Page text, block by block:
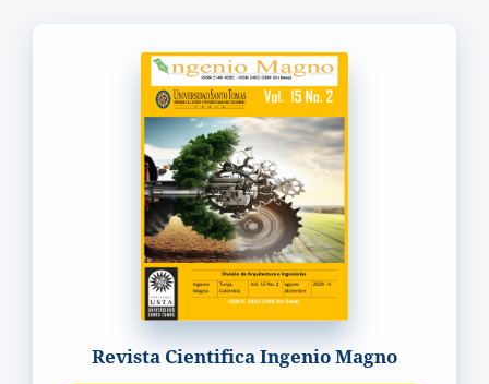
Revista Cientifica Ingenio Magno